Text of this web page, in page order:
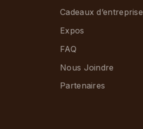
Cadeaux d’entreprise
Expos
FAQ
Nous Joindre
Partenaires